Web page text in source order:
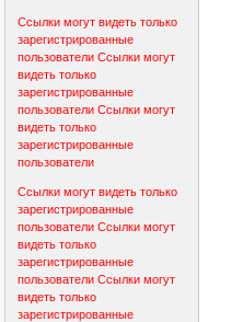
Ссылки могут видеть только
зарегистрированные
пользователи Ссылки могут
видеть только
зарегистрированные
пользователи Ссылки могут
видеть только
зарегистрированные
пользователи
Ссылки могут видеть только
зарегистрированные
пользователи Ссылки могут
видеть только
зарегистрированные
пользователи Ссылки могут
видеть только
зарегистрированные